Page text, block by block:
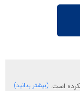
است. (بیشتر بدانید)